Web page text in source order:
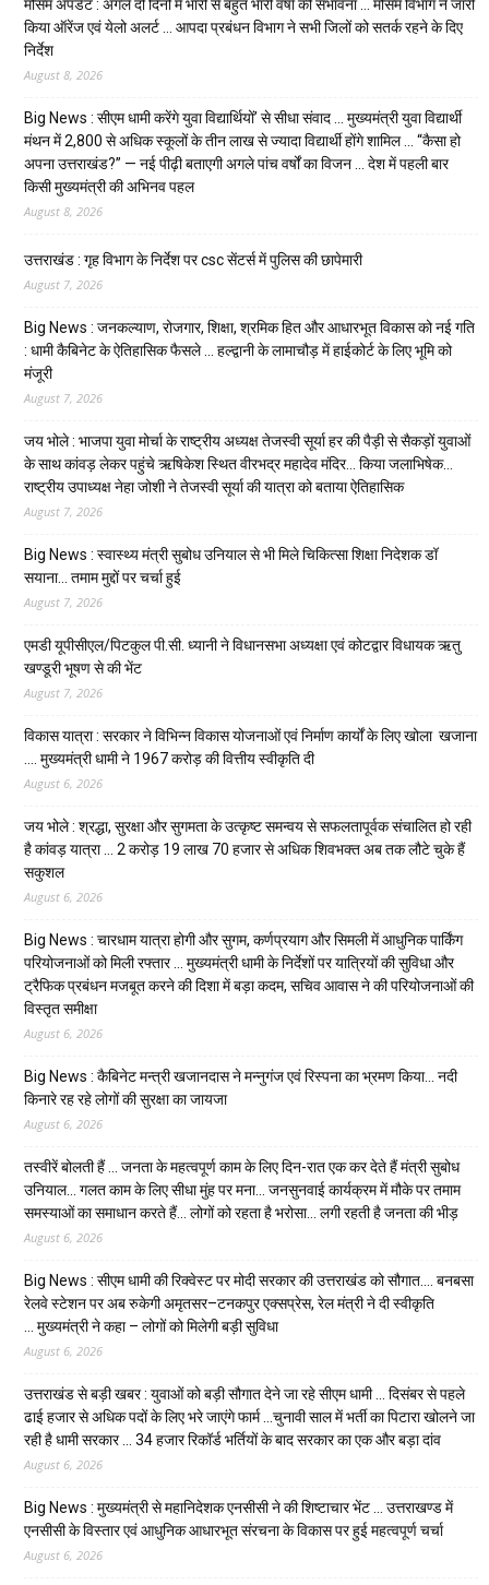
मौसम अपडेट : अगले दो दिनों में भारी से बहुत भारी वर्षा की संभावना … मौसम विभाग ने जारी
किया ऑरेंज एवं येलो अलर्ट … आपदा प्रबंधन विभाग ने सभी जिलों को सतर्क रहने के दिए
निर्देश
August 8, 2026
Big News : सीएम धामी करेंगे युवा विद्यार्थियों’ से सीधा संवाद … मुख्यमंत्री युवा विद्यार्थी
मंथन में 2,800 से अधिक स्कूलों के तीन लाख से ज्यादा विद्यार्थी होंगे शामिल … “कैसा हो
अपना उत्तराखंड?” — नई पीढ़ी बताएगी अगले पांच वर्षों का विजन … देश में पहली बार
किसी मुख्यमंत्री की अभिनव पहल
August 8, 2026
उत्तराखंड : गृह विभाग के निर्देश पर csc सेंटर्स में पुलिस की छापेमारी
August 7, 2026
Big News : जनकल्याण, रोजगार, शिक्षा, श्रमिक हित और आधारभूत विकास को नई गति
: धामी कैबिनेट के ऐतिहासिक फैसले … हल्द्वानी के लामाचौड़ में हाईकोर्ट के लिए भूमि को
मंजूरी
August 7, 2026
जय भोले : भाजपा युवा मोर्चा के राष्ट्रीय अध्यक्ष तेजस्वी सूर्या हर की पैड़ी से सैकड़ों युवाओं
के साथ कांवड़ लेकर पहुंचे ऋषिकेश स्थित वीरभद्र महादेव मंदिर… किया जलाभिषेक…
राष्ट्रीय उपाध्यक्ष नेहा जोशी ने तेजस्वी सूर्या की यात्रा को बताया ऐतिहासिक
August 7, 2026
Big News : स्वास्थ्य मंत्री सुबोध उनियाल से भी मिले चिकित्सा शिक्षा निदेशक डॉ
सयाना… तमाम मुद्दों पर चर्चा हुई
August 7, 2026
एमडी यूपीसीएल/पिटकुल पी.सी. ध्यानी ने विधानसभा अध्यक्षा एवं कोटद्वार विधायक ऋतु
खण्डूरी भूषण से की भेंट
August 7, 2026
विकास यात्रा : सरकार ने विभिन्न विकास योजनाओं एवं निर्माण कार्यों के लिए खोला खजाना
…. मुख्यमंत्री धामी ने ₹1967 करोड़ की वित्तीय स्वीकृति दी
August 6, 2026
जय भोले : श्रद्धा, सुरक्षा और सुगमता के उत्कृष्ट समन्वय से सफलतापूर्वक संचालित हो रही
है कांवड़ यात्रा … 2 करोड़ 19 लाख 70 हजार से अधिक शिवभक्त अब तक लौटे चुके हैं
सकुशल
August 6, 2026
Big News : चारधाम यात्रा होगी और सुगम, कर्णप्रयाग और सिमली में आधुनिक पार्किंग
परियोजनाओं को मिली रफ्तार … मुख्यमंत्री धामी के निर्देशों पर यात्रियों की सुविधा और
ट्रैफिक प्रबंधन मजबूत करने की दिशा में बड़ा कदम, सचिव आवास ने की परियोजनाओं की
विस्तृत समीक्षा
August 6, 2026
Big News : कैबिनेट मन्त्री खजानदास ने मन्नुगंज एवं रिस्पना का भ्रमण किया… नदी
किनारे रह रहे लोगों की सुरक्षा का जायजा
August 6, 2026
तस्वीरें बोलती हैं … जनता के महत्वपूर्ण काम के लिए दिन-रात एक कर देते हैं मंत्री सुबोध
उनियाल… गलत काम के लिए सीधा मुंह पर मना… जनसुनवाई कार्यक्रम में मौके पर तमाम
समस्याओं का समाधान करते हैं… लोगों को रहता है भरोसा… लगी रहती है जनता की भीड़
August 6, 2026
Big News : सीएम धामी की रिक्वेस्ट पर मोदी सरकार की उत्तराखंड को सौगात…. बनबसा
रेलवे स्टेशन पर अब रुकेगी अमृतसर–टनकपुर एक्सप्रेस, रेल मंत्री ने दी स्वीकृति
… मुख्यमंत्री ने कहा – लोगों को मिलेगी बड़ी सुविधा
August 6, 2026
उत्तराखंड से बड़ी खबर : युवाओं को बड़ी सौगात देने जा रहे सीएम धामी … दिसंबर से पहले
ढाई हजार से अधिक पदों के लिए भरे जाएंगे फार्म …चुनावी साल में भर्ती का पिटारा खोलने जा
रही है धामी सरकार … 34 हजार रिकॉर्ड भर्तियों के बाद सरकार का एक और बड़ा दांव
August 6, 2026
Big News : मुख्यमंत्री से महानिदेशक एनसीसी ने की शिष्टाचार भेंट … उत्तराखण्ड में
एनसीसी के विस्तार एवं आधुनिक आधारभूत संरचना के विकास पर हुई महत्वपूर्ण चर्चा
August 6, 2026